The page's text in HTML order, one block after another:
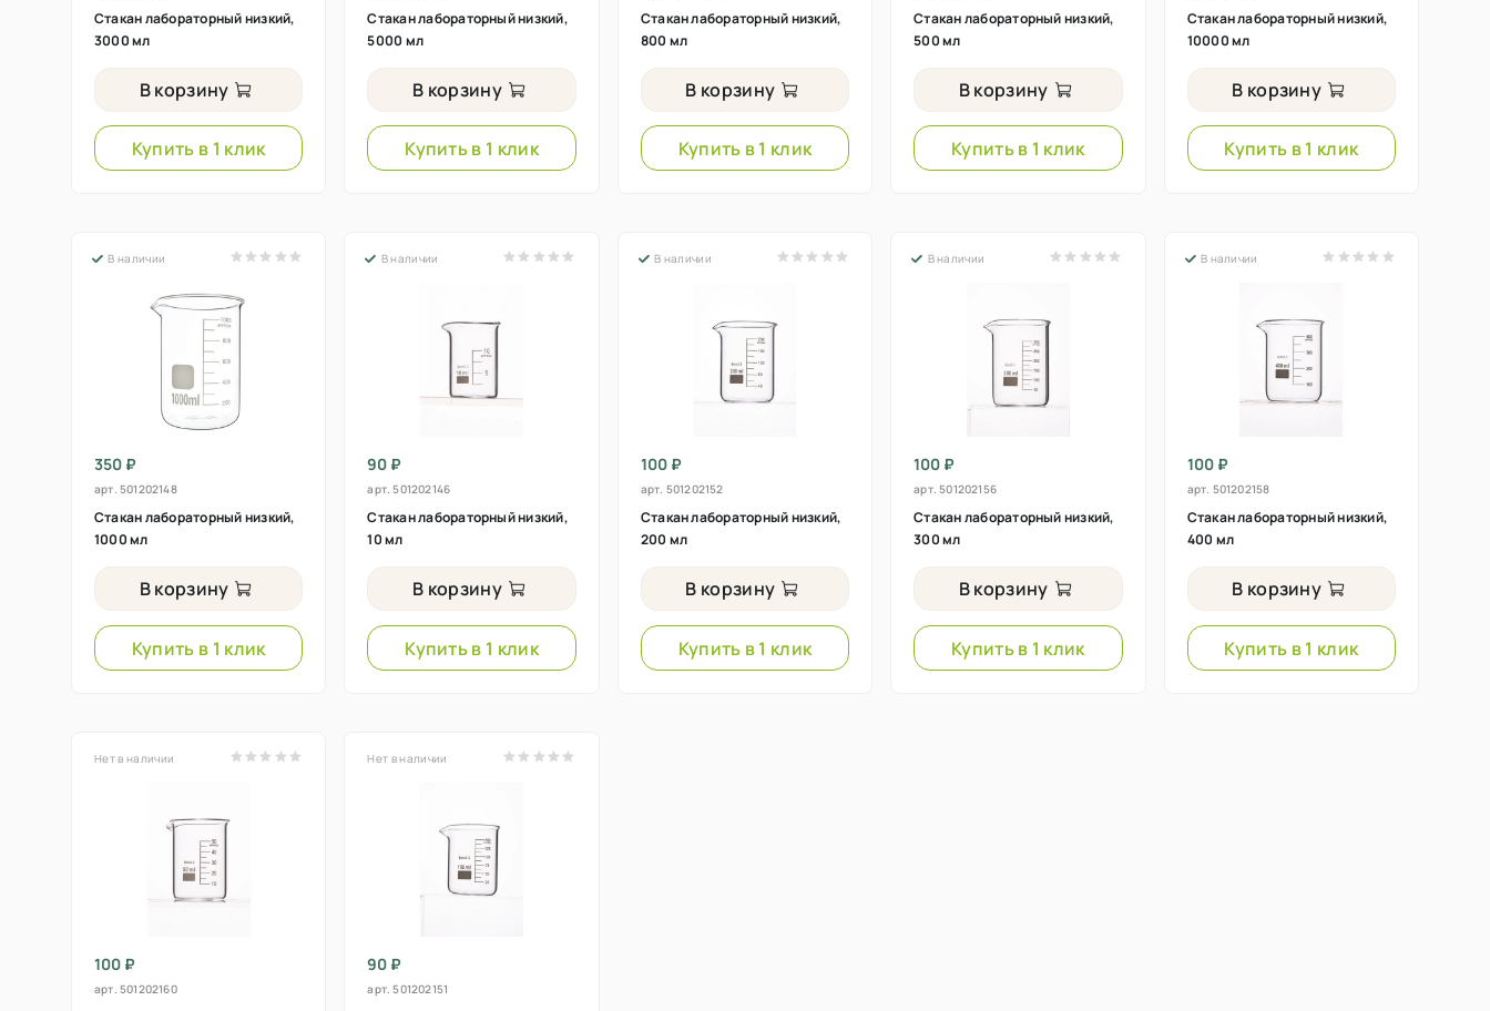
Стакан лабораторный низкий,
3000 мл
В корзину
Купить в 1 клик
Стакан лабораторный низкий,
5000 мл
В корзину
Купить в 1 клик
Стакан лабораторный низкий,
800 мл
В корзину
Купить в 1 клик
Стакан лабораторный низкий,
500 мл
В корзину
Купить в 1 клик
Стакан лабораторный низкий,
10000 мл
В корзину
Купить в 1 клик
В наличии
350 ₽
арт. 501202148
Стакан лабораторный низкий,
1000 мл
В корзину
Купить в 1 клик
В наличии
90 ₽
арт.501202146
Стакан лабораторный низкий,
10 мл
В корзину
Купить в 1 клик
В наличии
100 ₽
арт. 501202152
Стакан лабораторный низкий,
200 мл
В корзину
Купить в 1 клик
В наличии
100 ₽
арт.501202156
Стакан лабораторный низкий,
300 мл
В корзину
Купить в 1 клик
В наличии
100 ₽
арт. 501202158
Стакан лабораторный низкий,
400 мл
В корзину
Купить в 1 клик
Нет в наличии
100 ₽
арт. 501202160
Нет в наличии
90 ₽
арт.501202151